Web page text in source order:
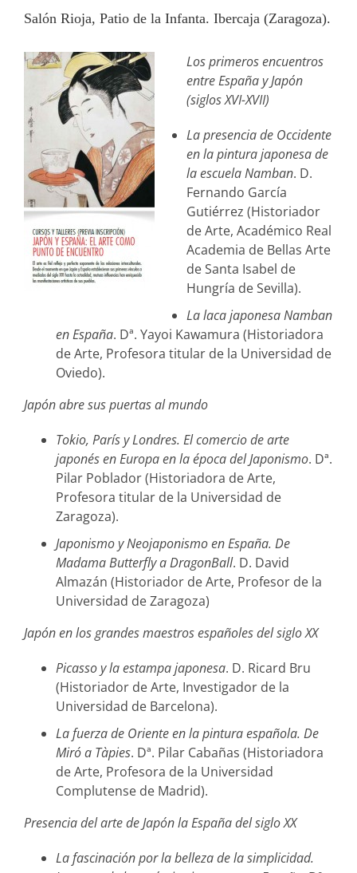
Salón Rioja, Patio de la Infanta. Ibercaja (Zaragoza).
Los primeros encuentros
entre España y Japón
(siglos XVI-XVII)
La presencia de Occidente
en la pintura japonesa de
la escuela Namban. D.
Fernando García
Gutiérrez (Historiador
de Arte, Académico Real
Academia de Bellas Arte
de Santa Isabel de
Hungría de Sevilla).
La laca japonesa Namban
en España. Dª. Yayoi Kawamura (Historiadora
de Arte, Profesora titular de la Universidad de
Oviedo).
Japón abre sus puertas al mundo
Tokio, París y Londres. El comercio de arte
japonés en Europa en la época del Japonismo. Dª.
Pilar Poblador (Historiadora de Arte,
Profesora titular de la Universidad de
Zaragoza).
Japonismo y Neojaponismo en España. De
Madama Butterfly a DragonBall. D. David
Almazán (Historiador de Arte, Profesor de la
Universidad de Zaragoza)
Japón en los grandes maestros españoles del siglo XX
Picasso y la estampa japonesa. D. Ricard Bru
(Historiador de Arte, Investigador de la
Universidad de Barcelona).
La fuerza de Oriente en la pintura española. De
Miró a Tàpies. Dª. Pilar Cabañas (Historiadora
de Arte, Profesora de la Universidad
Complutense de Madrid).
Presencia del arte de Japón la España del siglo XX
La fascinación por la belleza de la simplicidad.